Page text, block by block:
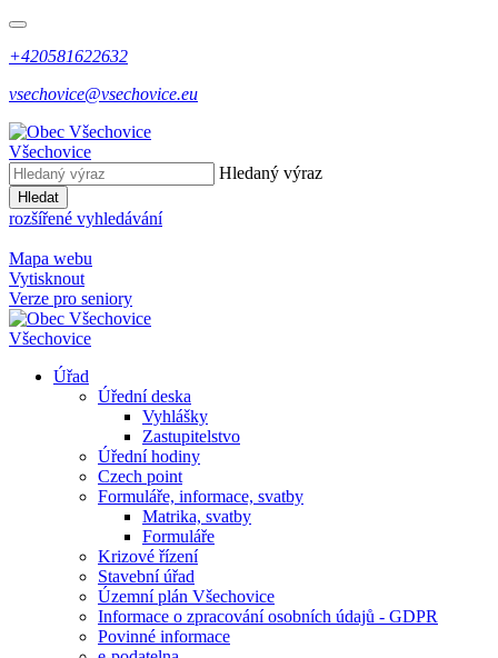
+420581622632
vsechovice@vsechovice.eu
Všechovice
Hledaný výraz
Hledat
rozšířené vyhledávání
Mapa webu
Vytisknout
Verze pro seniory
Všechovice
Úřad
Úřední deska
Vyhlášky
Zastupitelstvo
Úřední hodiny
Czech point
Formuláře, informace, svatby
Matrika, svatby
Formuláře
Krizové řízení
Stavební úřad
Územní plán Všechovice
Informace o zpracování osobních údajů - GDPR
Povinné informace